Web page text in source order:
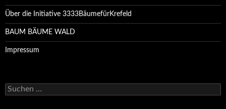
Über die Initiative 3333BäumefürKrefeld
BAUM BÄUME WALD
Impressum
Suchen
nach: